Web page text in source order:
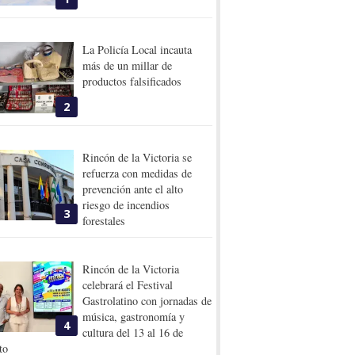
2
La Policía Local incauta
más de un millar de
productos falsificados
3
Rincón de la Victoria se
refuerza con medidas de
prevención ante el alto
riesgo de incendios
forestales
4
Rincón de la Victoria
celebrará el Festival
Gastrolatino con jornadas de
música, gastronomía y
cultura del 13 al 16 de